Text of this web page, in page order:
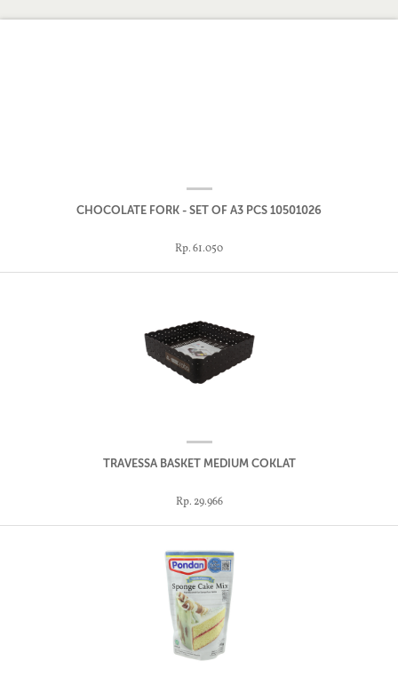
CHOCOLATE FORK - SET OF A3 PCS 10501026
Rp. 61.050
TRAVESSA BASKET MEDIUM COKLAT
Rp. 29.966